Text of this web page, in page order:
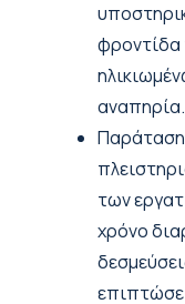
αναπηρία.
των
χρόνο